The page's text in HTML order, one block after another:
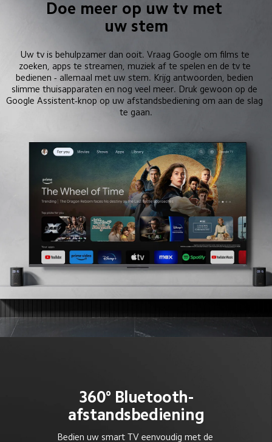
Doe meer op uw tv met
uw stem
Uw tv is behulpzamer dan ooit. Vraag Google om films te
zoeken, apps te streamen, muziek af te spelen en de tv te
bedienen - allemaal met uw stem. Krijg antwoorden, bedien
slimme thuisapparaten en nog veel meer. Druk gewoon op de
Google Assistent-knop op uw afstandsbediening om aan de slag
te gaan.
360° Bluetooth-
afstandsbediening
Bedien uw smart TV eenvoudig met de